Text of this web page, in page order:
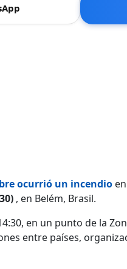
ocurrió un incendio
, en Belém, Brasil.
en un punto de la
entre países,